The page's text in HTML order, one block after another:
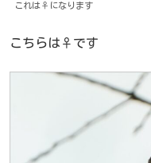
これは♀️になります
こちらは♀️です